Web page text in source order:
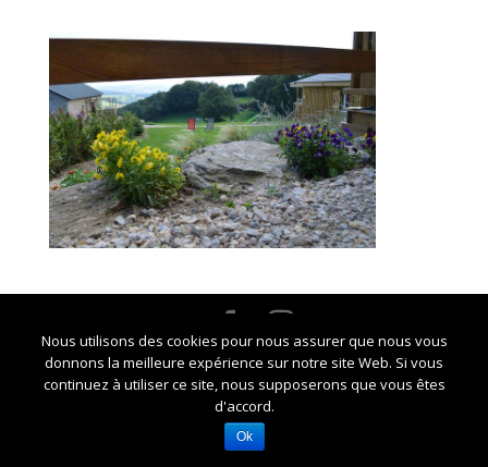
Crédits Marie-Noelle CHAUZY -Mentions légales et
RGPD
Nous utilisons des cookies pour nous assurer que nous vous
donnons la meilleure expérience sur notre site Web. Si vous
continuez à utiliser ce site, nous supposerons que vous êtes
d'accord.
Ok